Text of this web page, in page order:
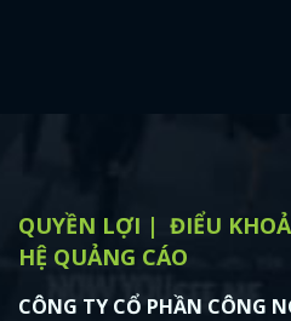
QUYỀN LỢI ĐIỂU
HỆ QUẢNG CÁO
CÔNG TY CỔ PHẦN CÔNG